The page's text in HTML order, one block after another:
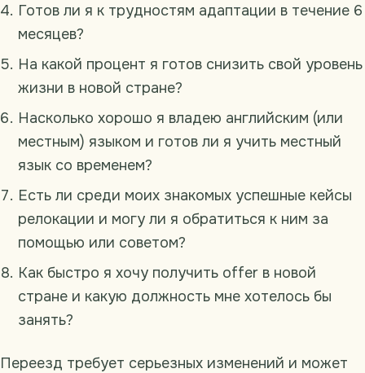
Готов ли я к трудностям адаптации в течение 6
месяцев?
На какой процент я готов снизить свой уровень
жизни в новой стране?
Насколько хорошо я владею английским (или
местным) языком и готов ли я учить местный
язык со временем?
Есть ли среди моих знакомых успешные кейсы
релокации и могу ли я обратиться к ним за
помощью или советом?
Как быстро я хочу получить offer в новой
стране и какую должность мне хотелось бы
занять?
Переезд требует серьезных изменений и может